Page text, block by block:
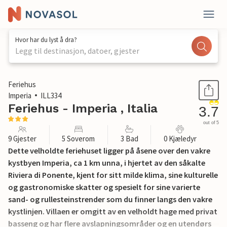
Hvor har du lyst å dra?
Legg til destinasjon, datoer, gjester
1 / 24
Feriehus
Imperia
ILL334
Feriehus - Imperia , Italia 3.7
out of 5
9 Gjester 5 Soverom 3 Bad 0 Kjæledyr
Dette velholdte feriehuset ligger på åsene over den vakre
kystbyen Imperia, ca 1 km unna, i hjertet av den såkalte
Riviera di Ponente, kjent for sitt milde klima, sine kulturelle
og gastronomiske skatter og spesielt for sine varierte
sand- og rullesteinstrender som du finner langs den vakre
kystlinjen. Villaen er omgitt av en velholdt hage med privat
basseng og har flere avslapningsområder og en utendørs